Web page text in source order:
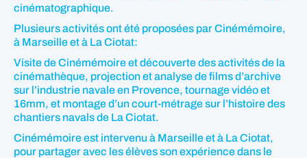
cinématographique.
Plusieurs activités ont été proposées par Cinémémoire,
à Marseille et à La Ciotat:
Visite de Cinémémoire et découverte des activités de la
cinémathèque, projection et analyse de films d’archive
sur l’industrie navale en Provence, tournage vidéo et
16mm, et montage d’un court-métrage sur l’histoire des
chantiers navals de La Ciotat.
Cinémémoire est intervenu à Marseille et à La Ciotat,
pour partager avec les élèves son expérience dans le